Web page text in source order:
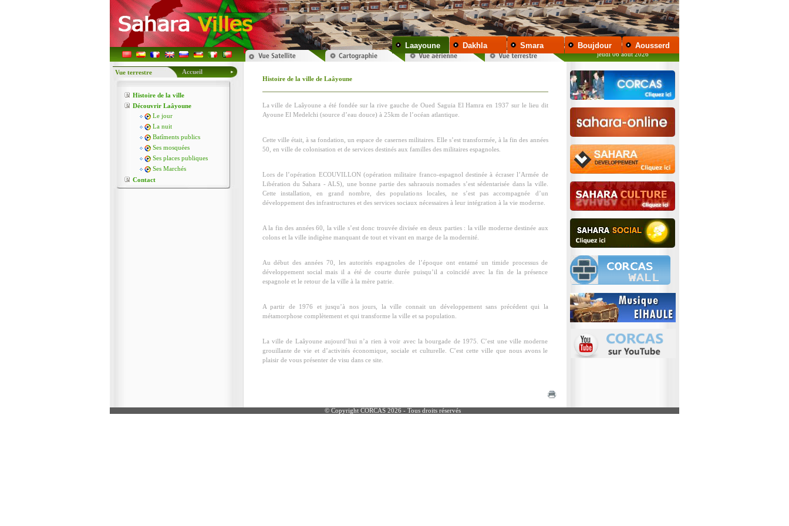
Laayoune Dakhla Smara Boujdour Aousserd
jeudi 06 août 2026
Vue terrestre Accueil
Histoire de la ville
Découvrir Laâyoune
Le jour
La nuit
Batîments publics
Ses mosquées
Ses places publiques
Ses Marchés
Contact
Histoire de la ville de Laâyoune
La ville de Laâyoune a été fondée sur la rive gauche de Oued Saguia El Hamra en 1937 sur le lieu dit
Ayoune El Medelchi (source d’eau douce) à 25km de l’océan atlantique.
Cette ville était, à sa fondation, un espace de casernes militaires. Elle s’est transformée, à la fin des années
50, en ville de colonisation et de services destinés aux familles des militaires espagnoles.
Lors de l’opération ECOUVILLON (opération militaire franco-espagnol destinée à écraser l’Armée de
Libération du Sahara - ALS), une bonne partie des sahraouis nomades s’est sédentarisée dans la ville.
Cette installation, en grand nombre, des populations locales, ne s’est pas accompagnée d’un
développement des infrastructures et des services sociaux nécessaires à leur intégration à la vie moderne.
A la fin des années 60, la ville s’est donc trouvée divisée en deux parties : la ville moderne destinée aux
colons et la ville indigène manquant de tout et vivant en marge de la modernité.
Au début des années 70, les autorités espagnoles de l’époque ont entamé un timide processus de
développement social mais il a été de courte durée puisqu’il a coïncidé avec la fin de la présence
espagnole et le retour de la ville à la mère patrie.
A partir de 1976 et jusqu’à nos jours, la ville connait un développement sans précédent qui la
métamorphose complètement et qui transforme la ville et sa population.
La ville de Laâyoune aujourd’hui n’a rien à voir avec la bourgade de 1975. C’est une ville moderne
grouillante de vie et d’activités économique, sociale et culturelle. C’est cette ville que nous avons le
plaisir de vous présenter de visu dans ce site.
© Copyright CORCAS 2026 - Tous droits réservés